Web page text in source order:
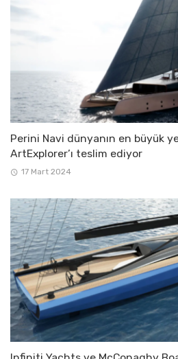
Perini Navi dünyanın en büyük
ArtExplorer’ı teslim ediyor
17 Mart 2024